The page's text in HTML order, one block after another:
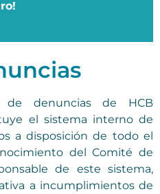
denuncias de HCB
el sistema interno de
a disposición de todo el
del Comité de
de este sistema,
a incumplimientos de